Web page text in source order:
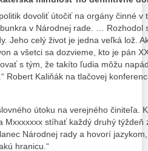
dovoliť útočiť na orgány činné v
v Národnej rade. … Rozhodol
Jeho celý život je jedna veľká lož.
a všetci sa dozvieme, kto je pán
s tým, že takíto ľudia môžu
Robert Kaliňák na tlačovej
útoku na verejného činiteľa.
Mxxxxxxx stíhať každý druhý týždeň
Národnej rady a hovorí
hranicu.“